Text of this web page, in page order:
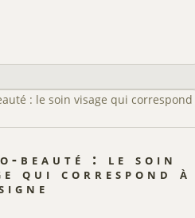
beauté : le soin
qui correspond à